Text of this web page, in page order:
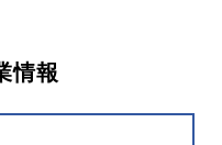
情報